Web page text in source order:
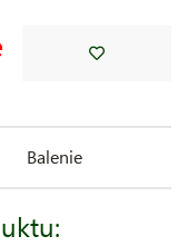
Balenie